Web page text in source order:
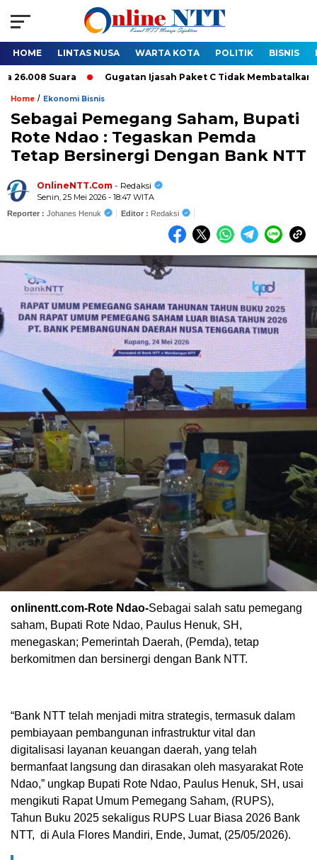
HOME LINTAS NUSA WARTA KOTA POLITIK BISNIS
Suara Gugatan Ijasah Paket C Tidak Membatalkan
Home / Ekonomi Bisnis
Sebagai Pemegang Saham, Bupati
Rote Ndao : Tegaskan Pemda
Tetap Bersinergi Dengan Bank NTT
OnlineNTT.Com - Redaksi
Senin, 25 Mei 2026 - 18:47 WITA
Reporter : Johanes Henuk Editor : Redaksi
onlinentt.com-Rote Ndao-Sebagai salah satu pemegang
saham, Bupati Rote Ndao, Paulus Henuk, SH,
menegaskan; Pemerintah Daerah, (Pemda), tetap
berkomitmen dan bersinergi dengan Bank NTT.
“Bank NTT telah menjadi mitra strategis, termasuk dalam
pembiayaan pembangunan infrastruktur vital dan
digitalisasi layanan keuangan daerah, yang telah
bermanfaat langsung dan dirasakan oleh masyarakat Rote
Ndao,” ungkap Bupati Rote Ndao, Paulus Henuk, SH, usai
mengikuti Rapat Umum Pemegang Saham, (RUPS),
Tahun Buku 2025 sekaligus RUPS Luar Biasa 2026 Bank
NTT, di Aula Flores Mandiri, Ende, Jumat, (25/05/2026).